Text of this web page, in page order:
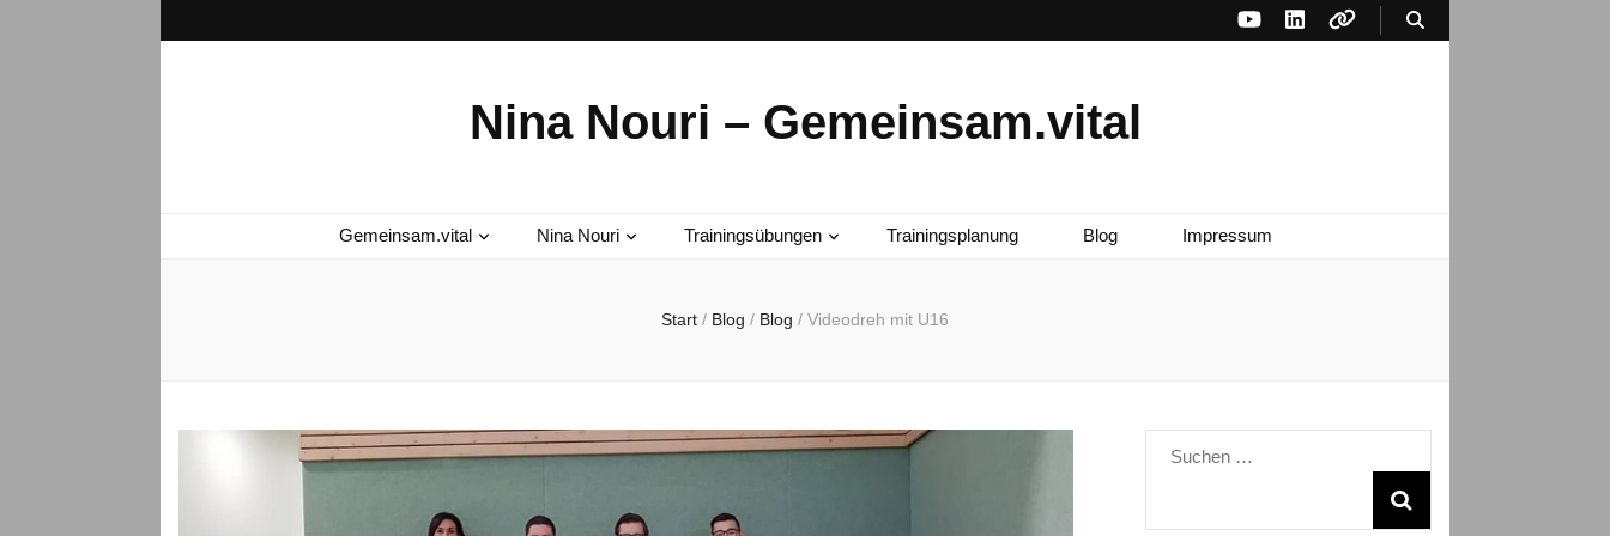
Nina Nouri – Gemeinsam.vital
Gemeinsam.vital Nina Nouri Trainingsübungen Trainingsplanung Blog Impressum
Start / Blog / Blog / Videodreh mit U16
Suchen